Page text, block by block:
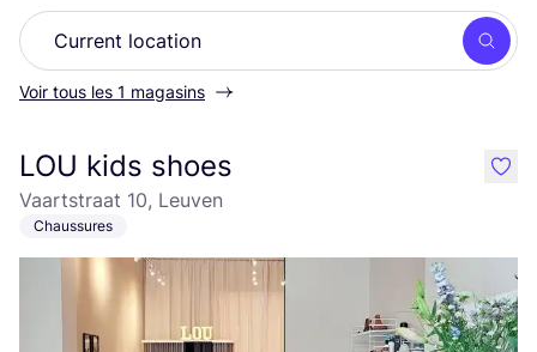
Voir tous les 1 magasins
LOU kids shoes
Vaartstraat 10, Leuven
Chaussures
like